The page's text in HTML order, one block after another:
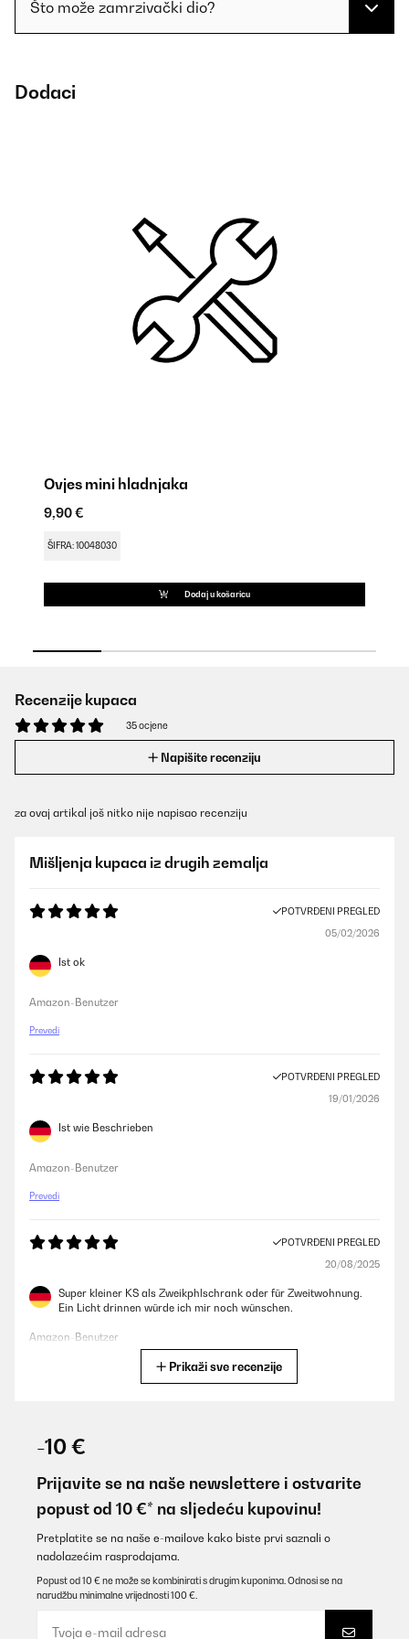
Što može zamrzivački dio?
Dodaci
Ovjes mini hladnjaka
9,90 €
ŠIFRA: 10048030
Dodaj u košaricu
Recenzije kupaca
35 ocjene
Napišite recenziju
za ovaj artikal još nitko nije napisao recenziju
Mišljenja kupaca iz drugih zemalja
POTVRĐENI PREGLED
05/02/2026
Ist ok
Amazon-Benutzer
Prevedi
POTVRĐENI PREGLED
19/01/2026
Ist wie Beschrieben
Amazon-Benutzer
Prevedi
POTVRĐENI PREGLED
20/08/2025
Super kleiner KS als Zweikphlschrank oder für Zweitwohnung.
Ein Licht drinnen würde ich mir noch wünschen.
Amazon-Benutzer
Amazon-Benutzer
POTVRĐENI PREGLED
Schöner Kühlschrank, der sehr leise ist. Eine Leuchte im
Prikaži sve recenzije
-10 €
Prijavite se na naše newslettere i ostvarite
popust od 10 €* na sljedeću kupovinu!
Pretplatite se na naše e-mailove kako biste prvi saznali o
nadolazećim rasprodajama.
Popust od 10 € ne može se kombinirati s drugim kuponima. Odnosi se na
narudžbu minimalne vrijednosti 100 €.